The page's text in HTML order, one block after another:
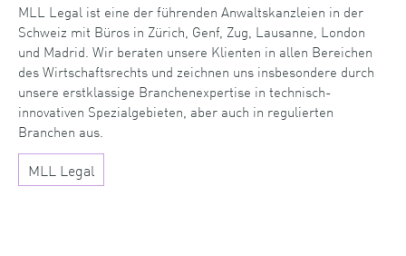
MLL Legal ist eine der führenden Anwaltskanzleien in der
Schweiz mit Büros in Zürich, Genf, Zug, Lausanne, London
und Madrid. Wir beraten unsere Klienten in allen Bereichen
des Wirtschaftsrechts und zeichnen uns insbesondere durch
unsere erstklassige Branchenexpertise in technisch-
innovativen Spezialgebieten, aber auch in regulierten
Branchen aus.
MLL Legal